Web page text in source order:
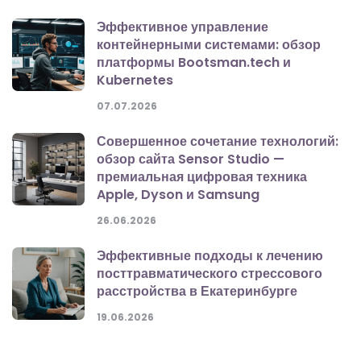
Эффективное управление
контейнерными системами: обзор
платформы Bootsman.tech и
Kubernetes
07.07.2026
Совершенное сочетание технологий:
обзор сайта Sensor Studio —
премиальная цифровая техника
Apple, Dyson и Samsung
26.06.2026
Эффективные подходы к лечению
посттравматического стрессового
расстройства в Екатеринбурге
19.06.2026